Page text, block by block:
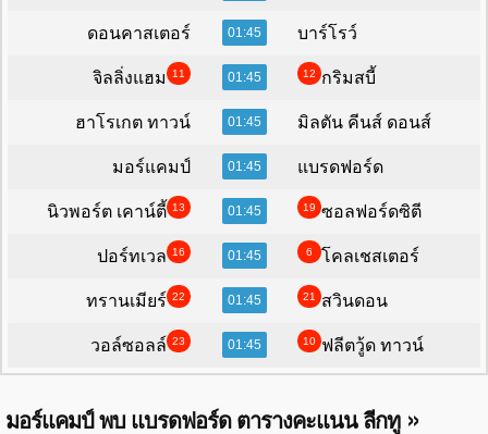
ดอนคาสเตอร์ 01:45 บาร์โรว์
จิลลิ่งแฮม 11 01:45 12 กริมสบี้
ฮาโรเกต ทาวน์ 01:45 มิลตัน คีนส์ ดอนส์
มอร์แคมป์ 01:45 แบรดฟอร์ด
นิวพอร์ต เคาน์ตี้ 13 01:45 19 ซอลฟอร์ดซิตี
ปอร์ทเวล 16 01:45 6 โคลเชสเตอร์
ทรานเมียร์ 22 01:45 21 สวินดอน
วอล์ซอลล์ 23 01:45 10 ฟลีตวู้ด ทาวน์
มอร์แคมป์ พบ แบรดฟอร์ด ตารางคะแนน ลีกทู»